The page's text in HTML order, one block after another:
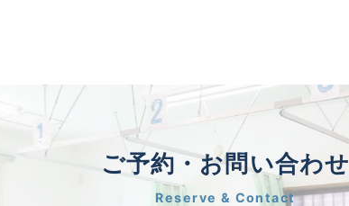
ご予約・お問い合わせ
Reserve & Contact